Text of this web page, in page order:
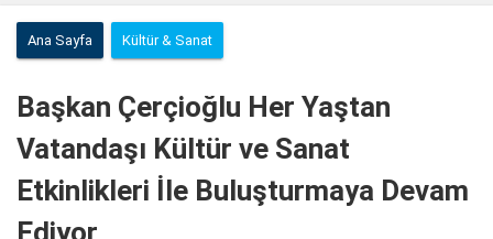
Ana Sayfa Kültür & Sanat
Başkan Çerçioğlu Her Yaştan
Vatandaşı Kültür ve Sanat
Etkinlikleri İle Buluşturmaya Devam
Ediyor